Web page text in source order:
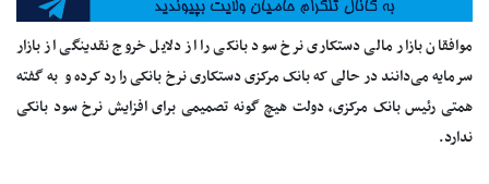
موافقان بازار مالی دستکاری نرخ سود بانکی را از دلایل خروج نقدینگی از بازار
سرمایه می‌دانند در حالی که بانک مرکزی دستکاری نرخ بانکی را رد کرده و به گفته
همتی رئیس بانک مرکزی، دولت هیچ گونه تصمیمی برای افزایش نرخ سود بانکی
ندارد.